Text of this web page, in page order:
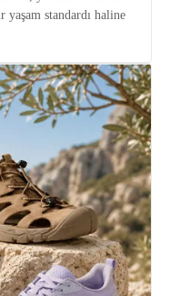
standardı haline